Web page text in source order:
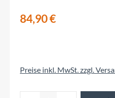
84,90 €
Preise inkl. MwSt. zzgl.